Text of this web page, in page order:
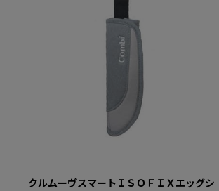
クルムーヴスマートＩＳＯＦＩＸエッグシ